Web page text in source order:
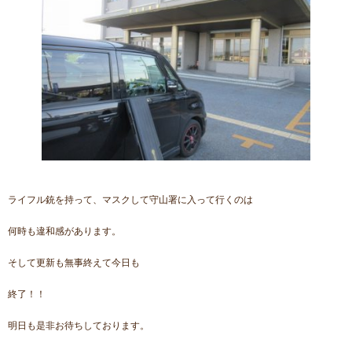
ライフル銃を持って、マスクして守山署に入って行くのは
何時も違和感があります。
そして更新も無事終えて今日も
終了！！
明日も是非お待ちしております。